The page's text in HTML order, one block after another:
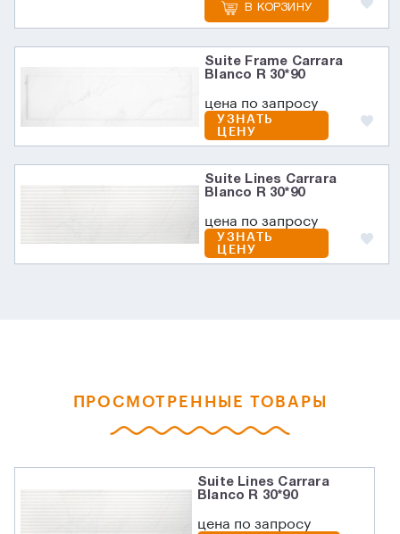
В КОРЗИНУ
Suite Frame Carrara
Blanco R 30*90
цена по запросу
УЗНАТЬ
ЦЕНУ
Suite Lines Carrara
Blanco R 30*90
цена по запросу
УЗНАТЬ
ЦЕНУ
ПРОСМОТРЕННЫЕ ТОВАРЫ
Suite Lines Carrara
Blanco R 30*90
цена по запросу